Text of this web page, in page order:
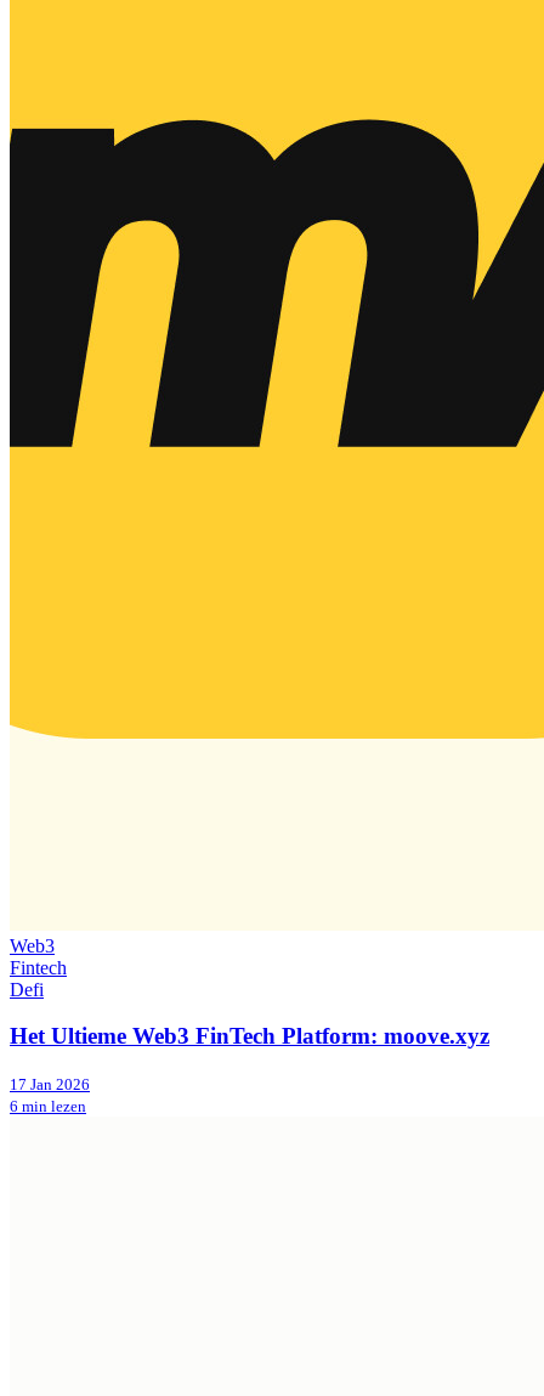
Web3
Fintech
Defi
Het Ultieme Web3 FinTech Platform: moove.xyz
17 Jan 2026
6 min lezen